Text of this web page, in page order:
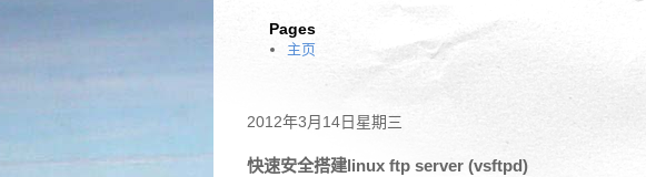
Pages
主页
2012年3月14日星期三
快速安全搭建linux ftp server (vsftpd)